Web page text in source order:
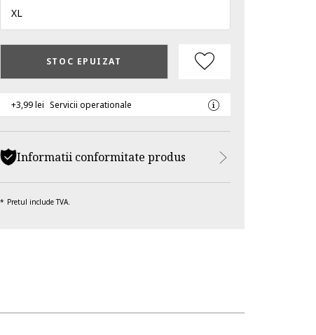
XL
STOC EPUIZAT
+3,99 lei Servicii operationale
Informatii conformitate produs
Pretul include TVA.